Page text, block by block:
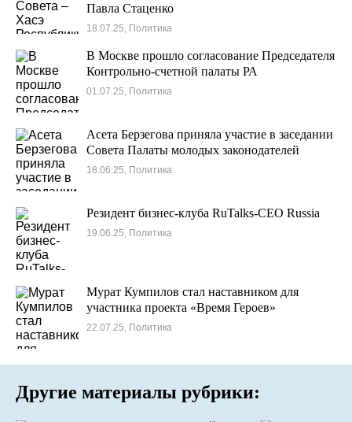
Павла Стаценко
18.07.25, Политика
В Москве прошло согласование Председателя
Контрольно-счетной палаты РА
01.07.25, Политика
Асета Берзегова приняла участие в заседании
Совета Палаты молодых законодателей
18.06.25, Политика
Резидент бизнес-клуба RuTalks-CEO Russia
19.06.25, Политика
Мурат Кумпилов стал наставником для
участника проекта «Время Героев»
22.07.25, Политика
Другие материалы рубрики: